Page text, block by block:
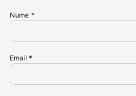
Nume *
Email *